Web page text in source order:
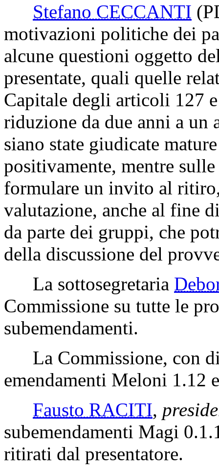
Stefano CECCANTI
motivazioni politiche dei
alcune questioni oggetto
presentate, quali quelle
Capitale degli articoli 127
riduzione da due anni a
siano state giudicate
positivamente, mentre
formulare un invito al
valutazione, anche al fine
da parte dei gruppi, che
della discussione del
La sottosegretaria
Commissione su tutte le
subemendamenti.
La Commissione, con
emendamenti Meloni 1.12
Fausto RACITI,
subemendamenti Magi
ritirati dal presentatore.